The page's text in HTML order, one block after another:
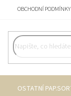
OBCHODNÍ PODMÍNKY
OSTATNÍ